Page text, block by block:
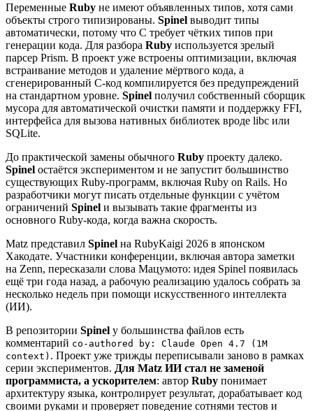
Переменные Ruby не имеют объявленных типов, хотя сами
объекты строго типизированы. Spinel выводит типы
автоматически, потому что C требует чётких типов при
генерации кода. Для разбора Ruby используется зрелый
парсер Prism. В проект уже встроены оптимизации, включая
встраивание методов и удаление мёртвого кода, а
сгенерированный C-код компилируется без предупреждений
на стандартном уровне. Spinel получил собственный сборщик
мусора для автоматической очистки памяти и поддержку FFI,
интерфейса для вызова нативных библиотек вроде libc или
SQLite.
До практической замены обычного Ruby проекту далеко.
Spinel остаётся экспериментом и не запустит большинство
существующих Ruby-программ, включая Ruby on Rails. Но
разработчики могут писать отдельные функции с учётом
ограничений Spinel и вызывать такие фрагменты из
основного Ruby-кода, когда важна скорость.
Matz представил Spinel на RubyKaigi 2026 в японском
Хакодате. Участники конференции, включая автора заметки
на Zenn, пересказали слова Мацумото: идея Spinel появилась
ещё три года назад, а рабочую реализацию удалось собрать за
несколько недель при помощи искусственного интеллекта
(ИИ).
В репозитории Spinel у большинства файлов есть
комментарий co-authored by: Claude Open 4.7 (1M
context) . Проект уже трижды переписывали заново в рамках
серии экспериментов. Для Matz ИИ стал не заменой
программиста, а ускорителем: автор Ruby понимает
архитектуру языка, контролирует результат, дорабатывает код
своими руками и проверяет поведение сотнями тестов и